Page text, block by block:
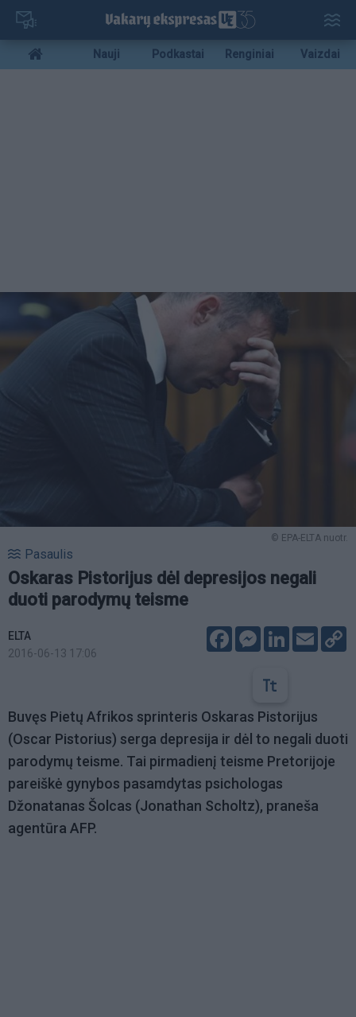
Pereiti
pagrindinį
turinį
Mobile
menu
Nauji Podkastai Renginiai Vaizdai
© EPA-ELTA nuotr.
Pasaulis
Oskaras Pistorijus dėl depresijos negali
duoti parodymų teisme
ELTA
2016-06-13 17:06
FacebookMessenger
LinkedIn
Email
Buvęs Pietų Afrikos sprinteris Oskaras Pistorijus
(Oscar Pistorius) serga depresija ir dėl to negali duoti
parodymų teisme. Tai pirmadienį teisme Pretorijoje
pareiškė gynybos pasamdytas psichologas
Džonatanas Šolcas (Jonathan Scholtz), praneša
agentūra AFP.